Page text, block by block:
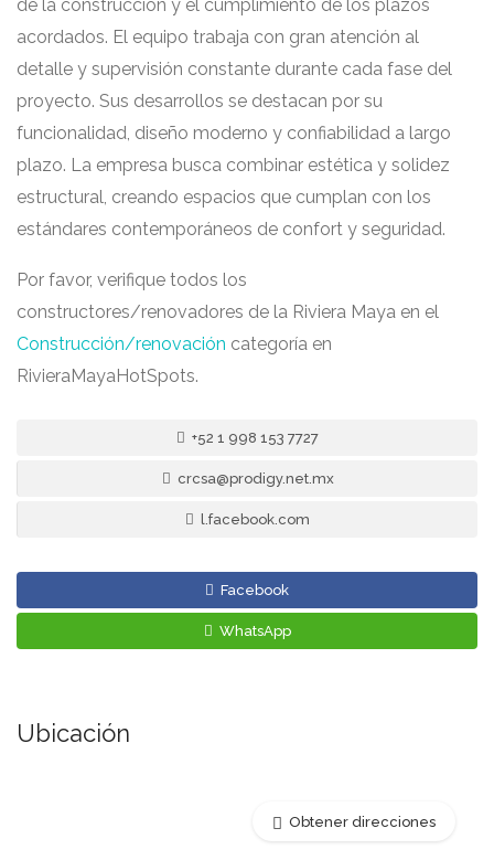
de la construcción y el cumplimiento de los plazos
acordados. El equipo trabaja con gran atención al
detalle y supervisión constante durante cada fase del
proyecto. Sus desarrollos se destacan por su
funcionalidad, diseño moderno y confiabilidad a largo
plazo. La empresa busca combinar estética y solidez
estructural, creando espacios que cumplan con los
estándares contemporáneos de confort y seguridad.
Por favor, verifique todos los
constructores/renovadores de la Riviera Maya en el
Construcción/renovación categoría en
RivieraMayaHotSpots.
+52 1 998 153 7727
crcsa@prodigy.net.mx
l.facebook.com
Facebook
WhatsApp
Ubicación
Obtener direcciones